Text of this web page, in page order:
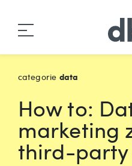
categorie data
How to:
marketing
third-party